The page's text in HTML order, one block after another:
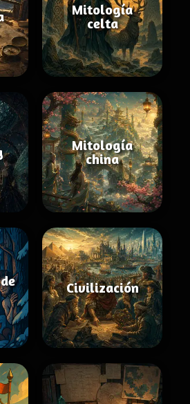
Mitología
celta
Mitología
china
Civilización